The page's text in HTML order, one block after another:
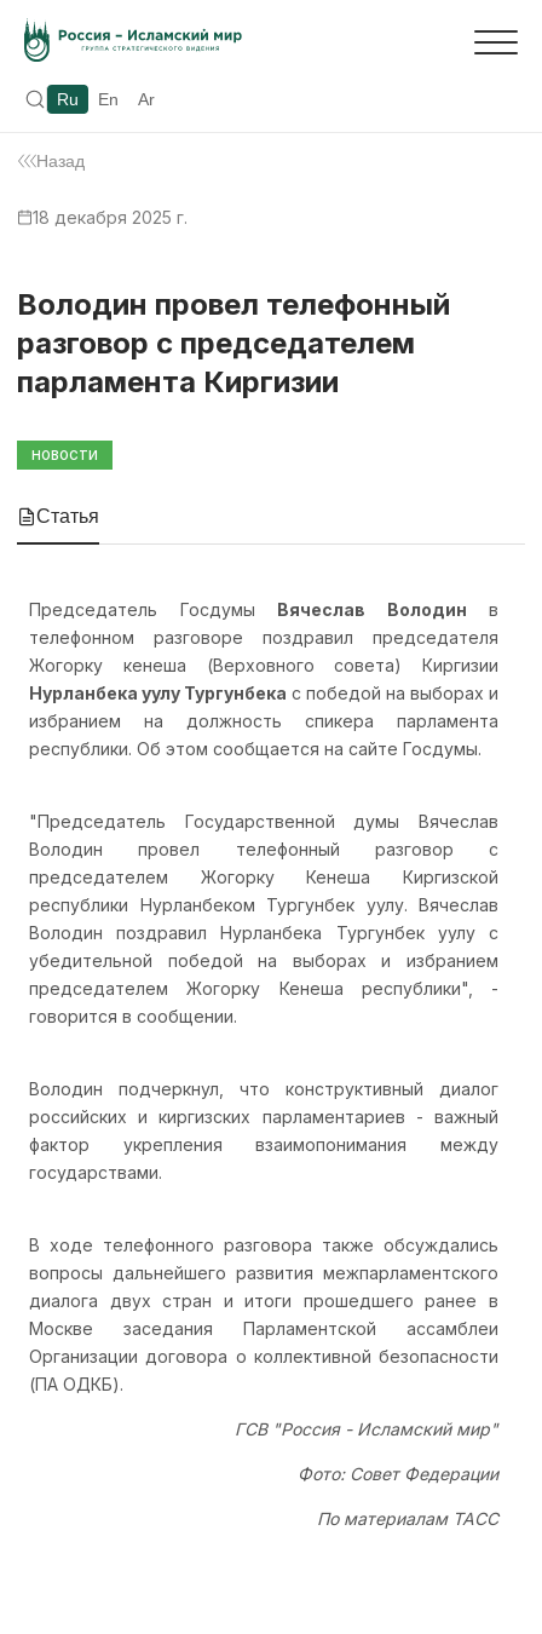
Ru En Ar
Назад
18 декабря 2025 г.
Володин провел телефонный
разговор с председателем
парламента Киргизии
НОВОСТИ
Статья
Председатель Госдумы Вячеслав Володин в
телефонном разговоре поздравил председателя
Жогорку кенеша (Верховного совета) Киргизии
Нурланбека уулу Тургунбека с победой на выборах и
избранием на должность спикера парламента
республики. Об этом сообщается на сайте Госдумы.
"Председатель Государственной думы Вячеслав
Володин провел телефонный разговор с
председателем Жогорку Кенеша Киргизской
республики Нурланбеком Тургунбек уулу. Вячеслав
Володин поздравил Нурланбека Тургунбек уулу с
убедительной победой на выборах и избранием
председателем Жогорку Кенеша республики", -
говорится в сообщении.
Володин подчеркнул, что конструктивный диалог
российских и киргизских парламентариев - важный
фактор укрепления взаимопонимания между
государствами.
В ходе телефонного разговора также обсуждались
вопросы дальнейшего развития межпарламентского
диалога двух стран и итоги прошедшего ранее в
Москве заседания Парламентской ассамблеи
Организации договора о коллективной безопасности
(ПА ОДКБ).
ГСВ "Россия - Исламский мир"
Фото: Совет Федерации
По материалам ТАСС